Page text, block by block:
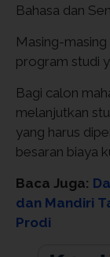
Bahasa dan
Masing-
program studi
Bagi calon
melanjutkan
yang harus
besaran biaya
Baca Juga:
dan Mandiri
Prodi